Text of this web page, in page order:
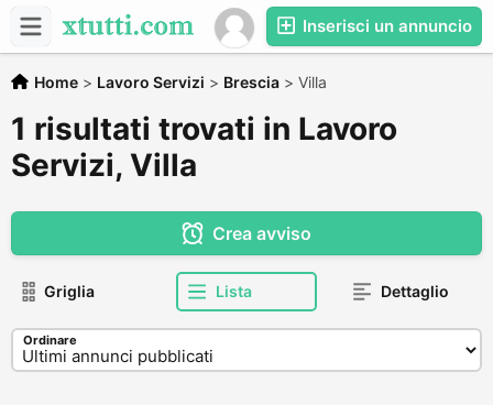
Inserisci un annuncio
Home > Lavoro Servizi > Brescia > Villa
1 risultati trovati in Lavoro
Servizi, Villa
Crea avviso
Griglia Lista Dettaglio
Ordinare